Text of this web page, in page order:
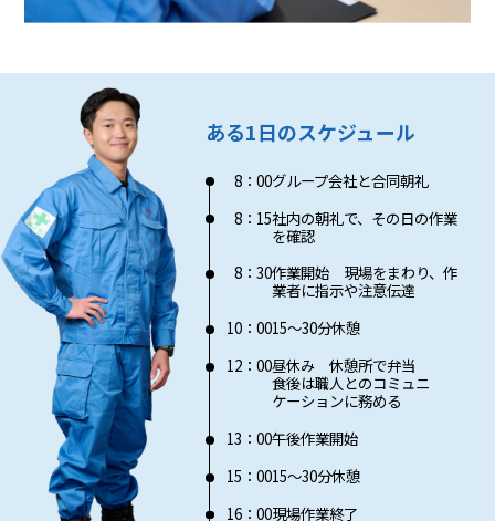
ある1日のスケジュール
8：00グループ会社と合同朝礼
8：15社内の朝礼で、その日の作業
を確認
8：30作業開始 現場をまわり、作
業者に指示や注意伝達
10：0015〜30分休憩
12：00昼休み 休憩所で弁当
食後は職人とのコミュニ
ケーションに務める
13：00午後作業開始
15：0015〜30分休憩
16：00現場作業終了